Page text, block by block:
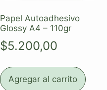
Papel Autoadhesivo
Glossy A4 – 110gr
$5.200,00
Agregar al carrito